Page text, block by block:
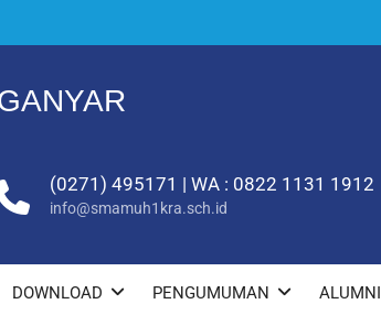
(0271) 495171 | WA : 0822 1131 1912
info@smamuh1kra.sch.id
DOWNLOAD PENGUMUMAN ALUMNI